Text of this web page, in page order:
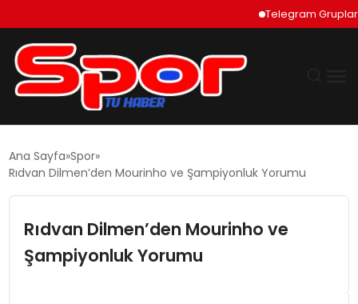
Telegram Grupları
EKONOMI
SIYASET
Ana Sayfa Spor
Rıdvan Dilmen’den Mourinho ve Şampiyonluk Yorumu
Rıdvan Dilmen’den Mourinho ve
Şampiyonluk Yorumu